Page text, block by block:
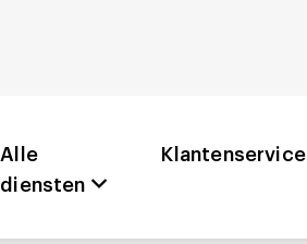
Alle
diensten
Klantenservice